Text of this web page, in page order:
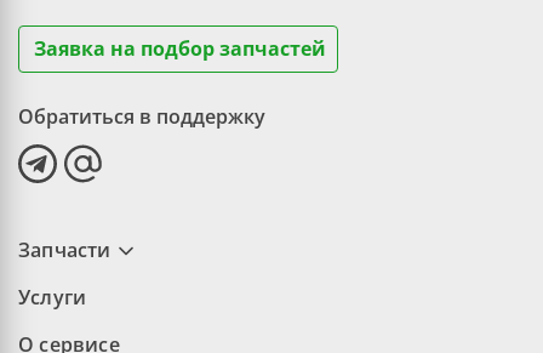
Заявка на подбор запчастей
Обратиться в поддержку
Запчасти
Услуги
О сервисе